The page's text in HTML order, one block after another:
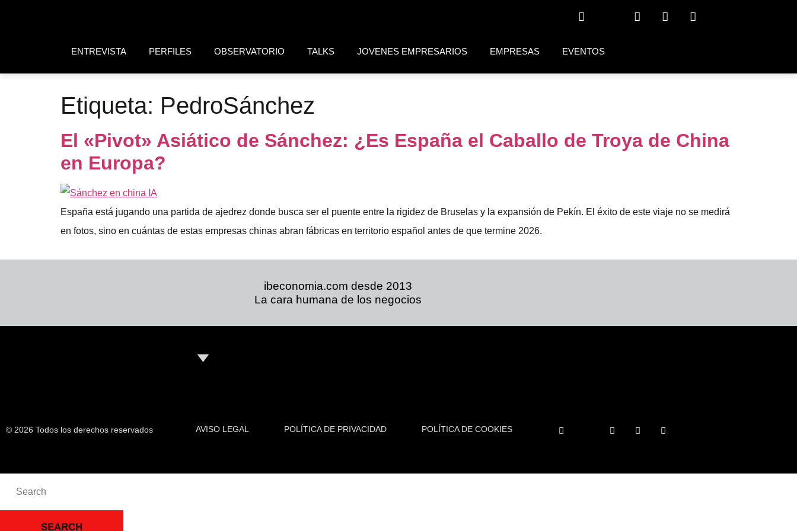
ENTREVISTA PERFILES OBSERVATORIO TALKS JOVENES EMPRESARIOS EMPRESAS EVENTOS
Etiqueta: PedroSánchez
El «Pivot» Asiático de Sánchez: ¿Es España el Caballo de Troya de China
en Europa?
España está jugando una partida de ajedrez donde busca ser el puente entre la rigidez de Bruselas y la expansión de Pekín. El éxito de este viaje no se medirá
en fotos, sino en cuántas de estas empresas chinas abran fábricas en territorio español antes de que termine 2026.
ibeconomia.com desde 2013
La cara humana de los negocios
© 2026 Todos los derechos reservados AVISO LEGAL POLÍTICA DE PRIVACIDAD POLÍTICA DE COOKIES
SEARCH